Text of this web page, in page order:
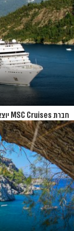
חברת MSC Cruises יוצאת במבצע אביב: 10% הנחה על הפלגות עד 2027